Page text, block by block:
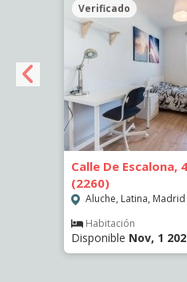
Verificado
Calle De Escalona,
(2260)
Aluche, Latina, Madrid
Habitación
Disponible Nov, 1